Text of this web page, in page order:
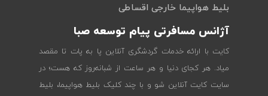
بلیط هواپیما خارجی اقساطی
آژانس مسافرتی پیام توسعه صبا
کایت با ارائه خدمات گردشگری آنلاین پا به پات تا مقصد
میاد. هر کجای دنیا و هر ساعت از شبانه‌روز که هست؛ در
سایت کایت آنلاین شو و با چند کلیک بلیط هواپیما، بلیط